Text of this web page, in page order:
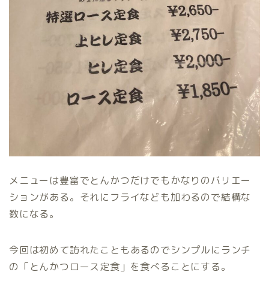
メニューは豊富でとんかつだけでもかなりのバリエー
ションがある。それにフライなども加わるので結構な
数になる。
今回は初めて訪れたこともあるのでシンプルにランチ
の「とんかつロース定食」を食べることにする。